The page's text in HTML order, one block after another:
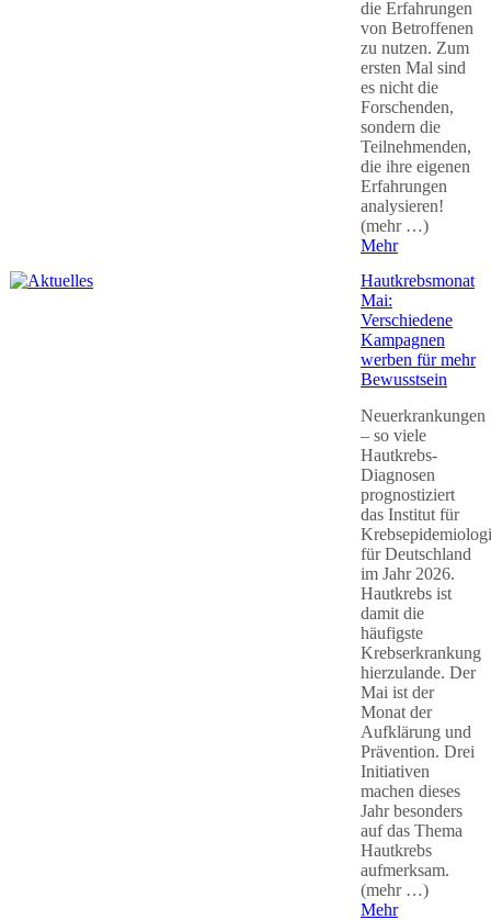
die Erfahrungen
von Betroffenen
zu nutzen. Zum
ersten Mal sind
es nicht die
Forschenden,
sondern die
Teilnehmenden,
die ihre eigenen
Erfahrungen
analysieren!
(mehr …)
Mehr
Hautkrebsmonat
Mai:
Verschiedene
Kampagnen
werben für mehr
Bewusstsein
Neuerkrankungen
– so viele
Hautkrebs-
Diagnosen
prognostiziert
das Institut für
für Deutschland
im Jahr 2026.
Hautkrebs ist
damit die
häufigste
Krebserkrankung
hierzulande. Der
Mai ist der
Monat der
Aufklärung und
Prävention. Drei
Initiativen
machen dieses
Jahr besonders
auf das Thema
Hautkrebs
aufmerksam.
(mehr …)
Mehr